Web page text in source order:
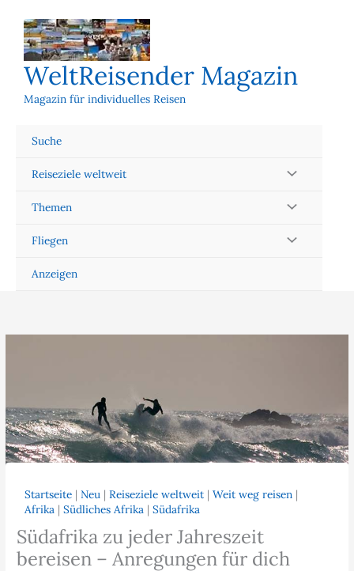
Inhalt
springen
WeltReisender Magazin
Magazin für individuelles Reisen
Suche
Reiseziele weltweit
Themen
Fliegen
Anzeigen
Startseite |Neu |Reiseziele weltweit |Weit weg reisen |
Afrika |Südliches Afrika |Südafrika
Südafrika zu jeder Jahreszeit
bereisen – Anregungen für dich